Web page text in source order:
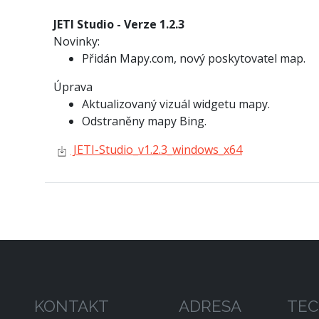
JETI Studio - Verze 1.2.3
Novinky:
Přidán Mapy.com, nový poskytovatel map.
Úprava
Aktualizovaný vizuál widgetu mapy.
Odstraněny mapy Bing.
JETI-Studio_v1.2.3_windows_x64
KONTAKT ADRESA